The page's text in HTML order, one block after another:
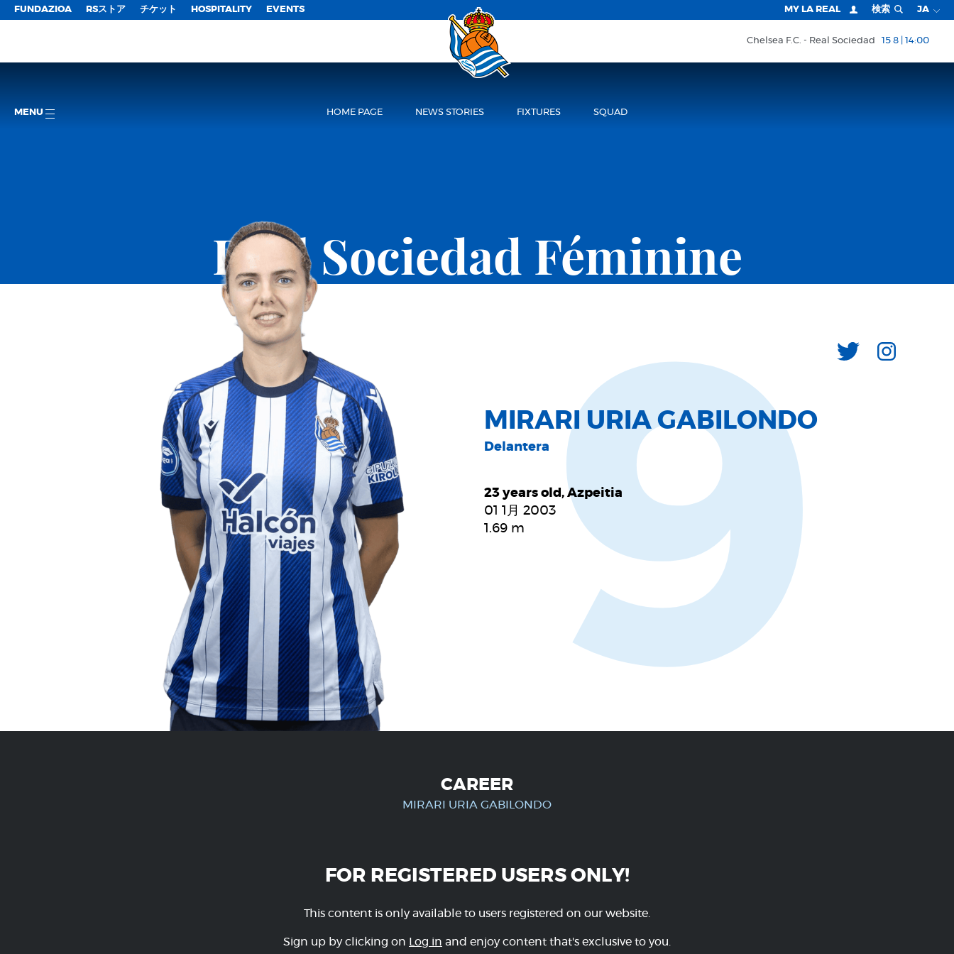
FUNDAZIOA RSストア チケット HOSPITALITY EVENTS MY LA REAL 検索 JA
Chelsea F.C. Real Sociedad 15 8 | 14:00
MENU HOME PAGE NEWS STORIES FIXTURES SQUAD
Real Sociedad Féminine
MIRARI URIA GABILONDO
Delantera
23 years old, Azpeitia
01 1月 2003
1.69 m 9
CAREER
MIRARI URIA GABILONDO
FOR REGISTERED USERS ONLY!
This content is only available to users registered on our website.
Sign up by clicking on Log in and enjoy content that's exclusive to you.